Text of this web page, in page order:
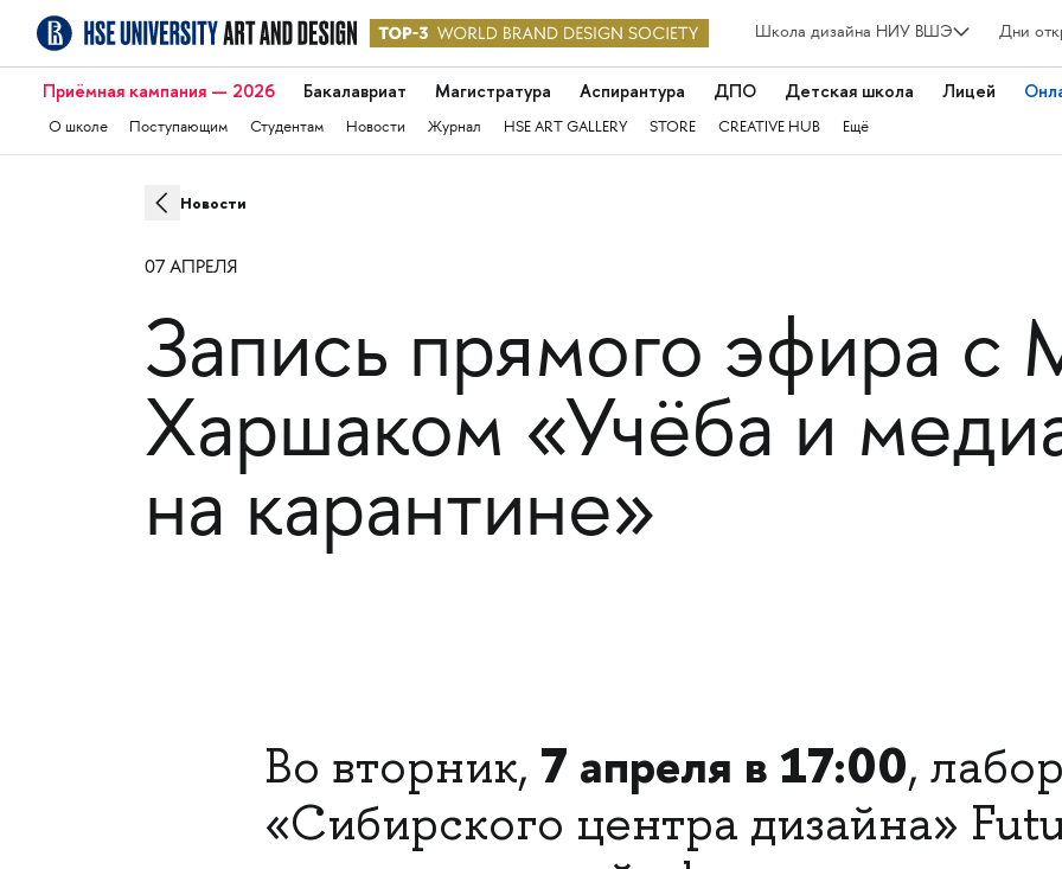
Школа дизайна НИУ ВШЭ Дни
Приёмная кампания — 2026 Бакалавриат Магистратура Аспирантура ДПО Детская школа Лицей
О школе Поступающим Студентам Новости Журнал HSE ART GALLERY STORE CREATIVE HUB Ещё
Новости
07 АПРЕЛЯ
Запись прямого эфира с
Харшаком «Учёба и
на карантине»
Во вторник, 7 апреля в 17:00,
«Сибирского центра дизайна»